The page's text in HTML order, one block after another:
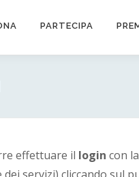
PARTECIPA
effettuare il login con